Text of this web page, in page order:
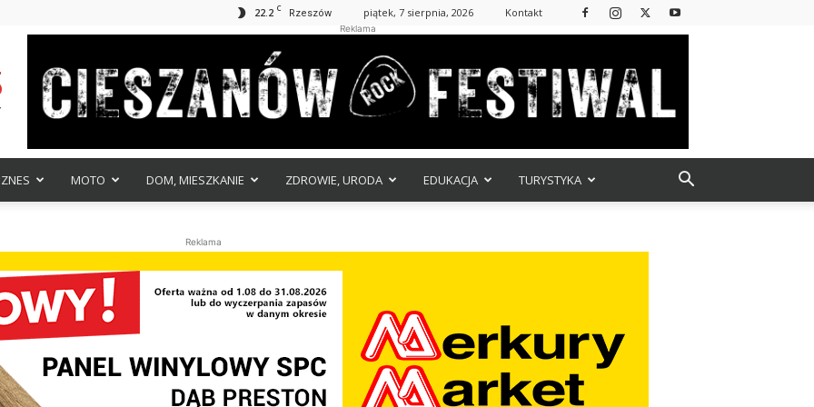
22.2 C Rzeszów piątek, 7 sierpnia, 2026 Kontakt
Reklama
MOTO DOM, MIESZKANIE ZDROWIE, URODA EDUKACJA TURYSTYKA
Reklama